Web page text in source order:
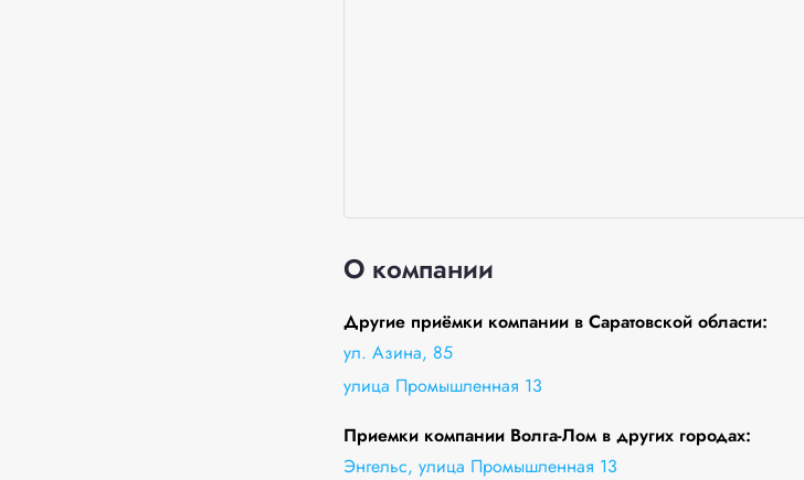
О компании
Другие приёмки компании в Саратовской области:
ул. Азина, 85
улица Промышленная 13
Приемки компании Волга-Лом в других городах:
Энгельс, улица Промышленная 13